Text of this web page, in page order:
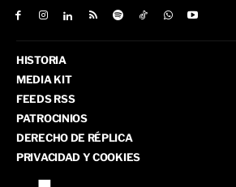
HISTORIA
MEDIA KIT
FEEDS RSS
PATROCINIOS
DERECHO DE RÉPLICA
PRIVACIDAD Y COOKIES